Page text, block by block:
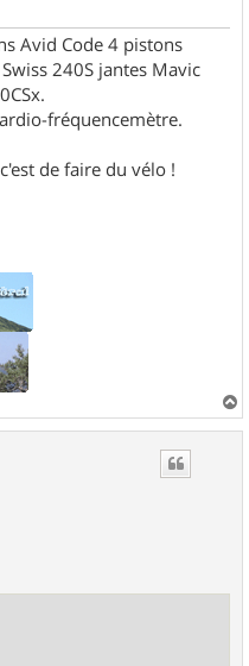
Avid Code 4 pistons
240S jantes Mavic
fréquencemètre.
de faire du vélo !
a